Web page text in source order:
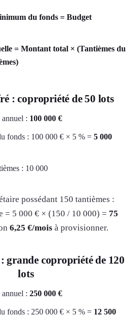
du fonds = Budget
= Montant total × (Tantièmes du
: copropriété de 50 lots
: 100 000 €
fonds : 100 000 € × 5 % = 5 000
: 10 000
possédant 150 tantièmes :
= 5 000 € × (150 / 10 000) = 75
6,25 €/moisà provisionner.
grande copropriété de 120
lots
: 250 000 €
fonds : 250 000 € × 5 % = 12 500